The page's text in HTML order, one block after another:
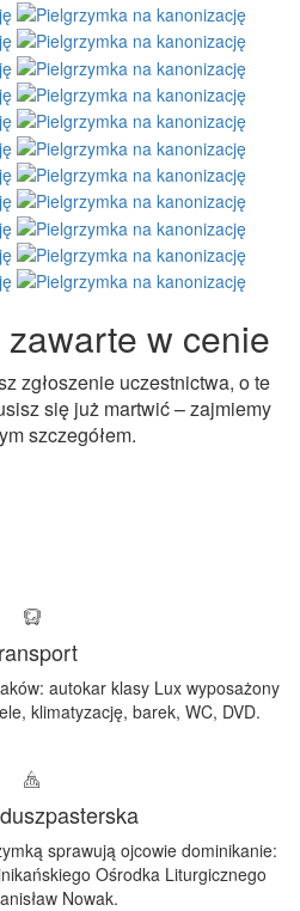
w cenie
zgłoszenie uczestnictwa, o te
się już martwić – zajmiemy
szczegółem.
autokar klasy Lux wyposażony
klimatyzację, barek, WC, DVD.
sprawują ojcowie dominikanie:
Ośrodka Liturgicznego
Nowak.